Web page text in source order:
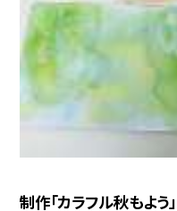
制作「カラフル秋もよう」